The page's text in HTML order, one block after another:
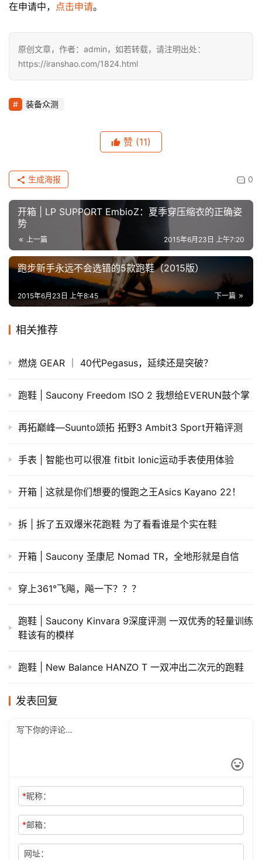
在申请中， 点击申请。
原创文章，作者：admin，如若转载，请注明出处：
https://iranshao.com/1824.html
装备众测
赞 (11)
0
生成海报
开箱 | LP SUPPORT EmbioZ：夏季穿压缩衣的正确姿
势
上一篇 2015年6月23日 上午7:20
跑步新手永远不会选错的5款跑鞋（2015版）
下一篇
2015年6月23日 上午8:45
相关推荐
燃烧 GEAR ｜ 40代Pegasus，延续还是突破？
跑鞋 | Saucony Freedom ISO 2 我想给EVERUN鼓个掌
再拓巅峰—Suunto颂拓 拓野3 Ambit3 Sport开箱评测
手表 | 智能也可以很准 fitbit Ionic运动手表使用体验
开箱 | 这就是你们想要的慢跑之王Asics Kayano 22！
拆 | 拆了五双爆米花跑鞋 为了看看谁是个实在鞋
开箱 | Saucony 圣康尼 Nomad TR，全地形就是自信
穿上361°飞飚，飚一下？？？
跑鞋 | Saucony Kinvara 9深度评测 一双优秀的轻量训练
鞋该有的模样
跑鞋 | New Balance HANZO T 一双冲出二次元的跑鞋
发表回复
*昵称：
*邮箱：
网址：